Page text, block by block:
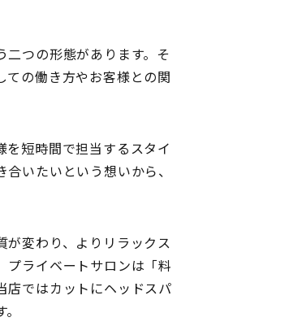
つの形態があります。そ
の働き方やお客様との関
短時間で担当するスタイ
いたいという想いから、
変わり、よりリラックス
プライベートサロンは「料
店ではカットにヘッドスパ